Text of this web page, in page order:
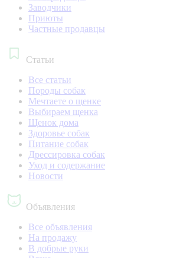
Заводчики
Приюты
Частные продавцы
Статьи
Все статьи
Породы собак
Мечтаете о щенке
Выбираем щенка
Щенок дома
Здоровье собак
Питание собак
Дрессировка собак
Уход и содержание
Новости
Объявления
Все объявления
На продажу
В добрые руки